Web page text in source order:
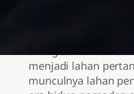
Di lembah sungai
orang Sumeria
menjadi lahan
munculnya lahan